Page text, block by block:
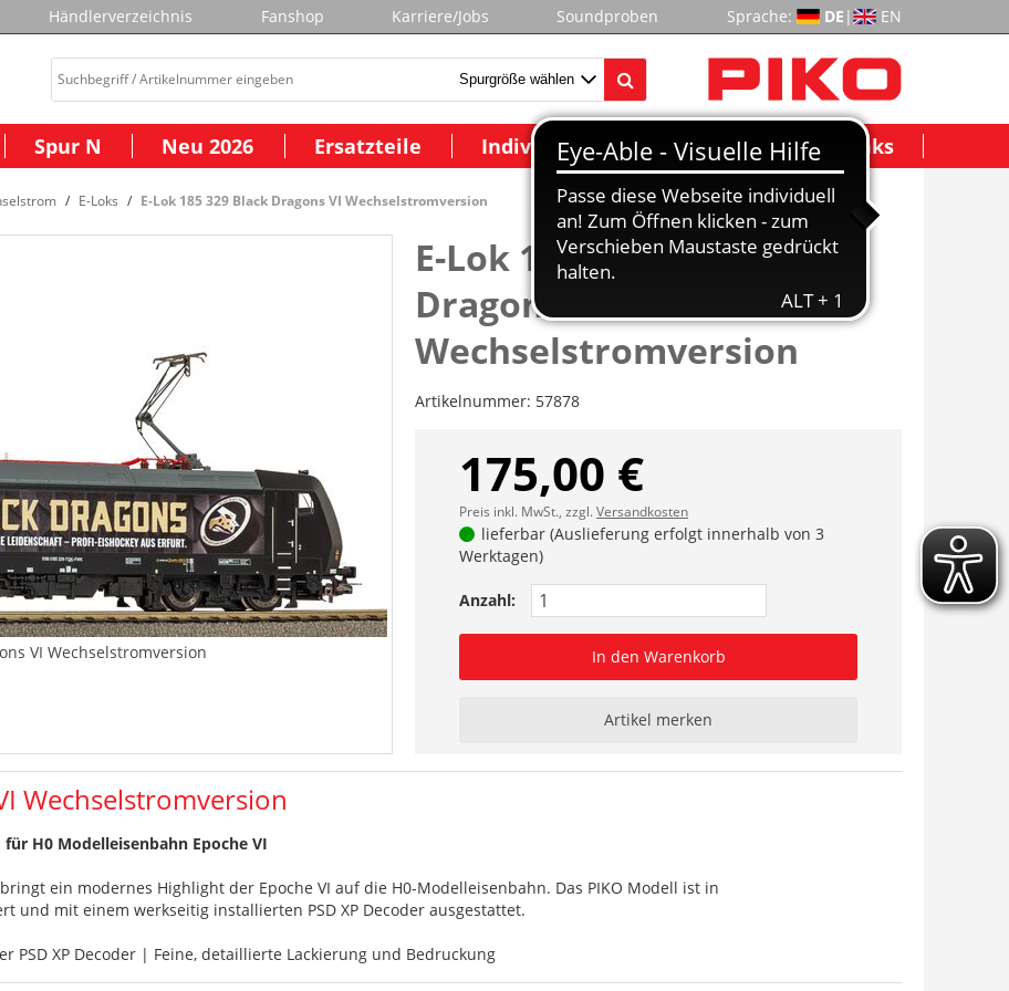
Händlerverzeichnis Fanshop Karriere/Jobs Soundproben Sprache: DE | EN
Spur N Neu 2026 Ersatzteile Individuelle Modelle Wichtige Links
E-Loks E-Lok 185 329 Black Dragons VI Wechselstromversion
VI Wechselstromversion
E-Lok 185 329 Black
Dragons VI
Wechselstromversion
Artikelnummer: 57878
175,00 €
Preis inkl. MwSt., zzgl.Versandkosten
lieferbar (Auslieferung erfolgt innerhalb von 3
Werktagen)
Anzahl:
In den Warenkorb
Artikel merken
Wechselstromversion
H0 Modelleisenbahn Epoche VI
ein modernes Highlight der Epoche VI auf die H0-Modelleisenbahn. Das PIKO Modell ist in
und mit einem werkseitig installierten PSD XP Decoder ausgestattet.
XP Decoder | Feine, detaillierte Lackierung und Bedruckung